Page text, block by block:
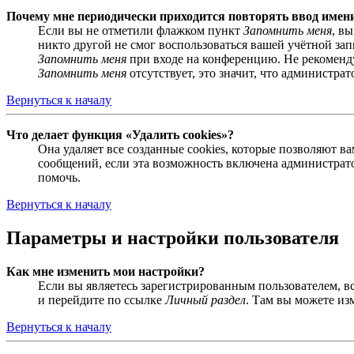
Почему мне периодически приходится повторять ввод
Если вы не отметили флажком пункт Запомнить меня, вы
никто другой не смог воспользоваться вашей учётной
Запомнить меня при входе на конференцию. Не
Запомнить меня отсутствует, это значит, что
Вернуться к началу
Что делает функция «Удалить cookies»?
Она удаляет все созданные cookies, которые позволяют
сообщений, если эта возможность включена
помочь.
Вернуться к началу
Параметры и настройки пользователя
Как мне изменить мои настройки?
Если вы являетесь зарегистрированным
и перейдите по ссылкеЛичный раздел. Там вы можете
Вернуться к началу